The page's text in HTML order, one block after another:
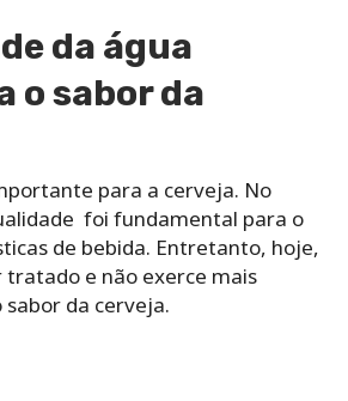
da água
o sabor da
para a cerveja. No
foi fundamental para o
de bebida. Entretanto, hoje,
tratado e não exerce mais
da cerveja.